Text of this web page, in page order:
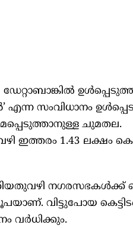
എന്ന സംവിധാനം
ചുമതല.
ഇത്തരം 1.43 ലക്ഷം
നഗരസഭകൾക്ക്‌
വിട്ടുപോയ
വർധിക്കും.